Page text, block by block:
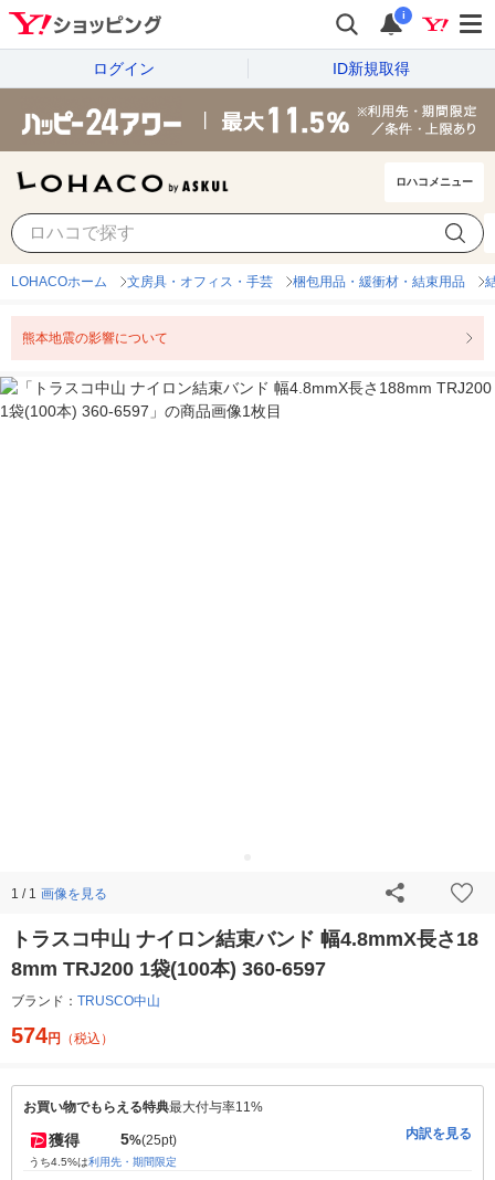
i
ログイン ID新規取得
ロハコメニュー
LOHACOホーム 文房具・オフィス・手芸 梱包用品・緩衝材・結束用品
熊本地震の影響について
1 / 1 画像を見る
トラスコ中山 ナイロン結束バンド 幅4.8mmX長さ18
8mm TRJ200 1袋(100本) 360-6597
ブランド： TRUSCO中山
574円 （税込）
お買い物でもらえる特典最大付与率11%
獲得 5%(25pt)
うち4.5%は利用先・期間限定
内訳を見る